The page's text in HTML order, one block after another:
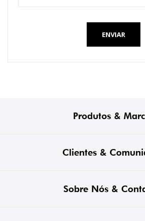
ENVIAR
Produtos &
Clientes &
Sobre Nós &